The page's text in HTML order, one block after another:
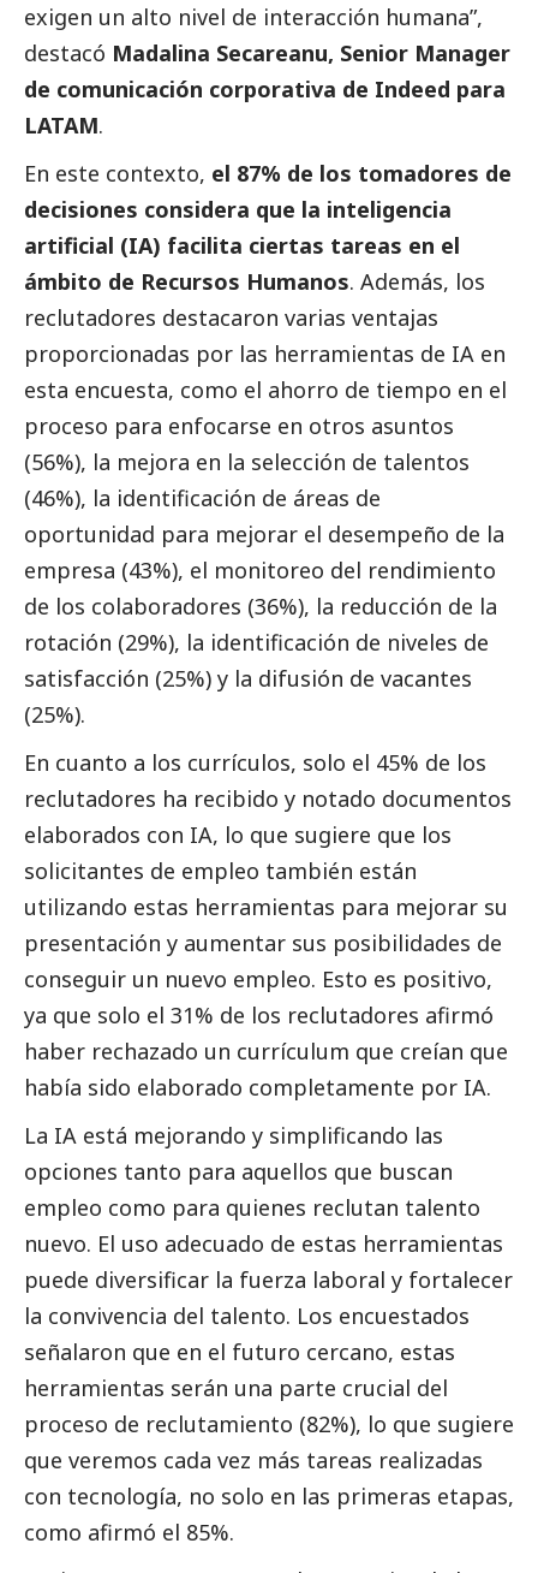
exigen un alto nivel de interacción humana”,
destacó Madalina Secareanu, Senior Manager
de comunicación corporativa de Indeed para
LATAM.
En este contexto, el 87% de los tomadores de
decisiones considera que la inteligencia
artificial (IA) facilita ciertas tareas en el
ámbito de Recursos Humanos. Además, los
reclutadores destacaron varias ventajas
proporcionadas por las herramientas de IA en
esta encuesta, como el ahorro de tiempo en el
proceso para enfocarse en otros asuntos
(56%), la mejora en la selección de talentos
(46%), la identificación de áreas de
oportunidad para mejorar el desempeño de la
empresa (43%), el monitoreo del rendimiento
de los colaboradores (36%), la reducción de la
rotación (29%), la identificación de niveles de
satisfacción (25%) y la difusión de vacantes
(25%).
En cuanto a los currículos, solo el 45% de los
reclutadores ha recibido y notado documentos
elaborados con IA, lo que sugiere que los
solicitantes de empleo también están
utilizando estas herramientas para mejorar su
presentación y aumentar sus posibilidades de
conseguir un nuevo empleo. Esto es positivo,
ya que solo el 31% de los reclutadores afirmó
haber rechazado un currículum que creían que
había sido elaborado completamente por IA.
La IA está mejorando y simplificando las
opciones tanto para aquellos que buscan
empleo como para quienes reclutan talento
nuevo. El uso adecuado de estas herramientas
puede diversificar la fuerza laboral y fortalecer
la convivencia del talento. Los encuestados
señalaron que en el futuro cercano, estas
herramientas serán una parte crucial del
proceso de reclutamiento (82%), lo que sugiere
que veremos cada vez más tareas realizadas
con tecnología, no solo en las primeras etapas,
como afirmó el 85%.